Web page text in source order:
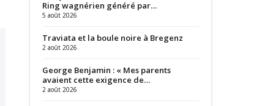
Ring wagnérien généré par…
5 août 2026
Traviata et la boule noire à Bregenz
2 août 2026
George Benjamin : « Mes parents
avaient cette exigence de…
2 août 2026